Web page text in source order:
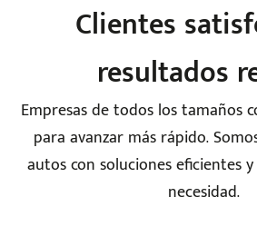
Clientes
resultados
Empresas de todos los tamaños
para avanzar más rápido.
autos con soluciones eficientes
necesidad.